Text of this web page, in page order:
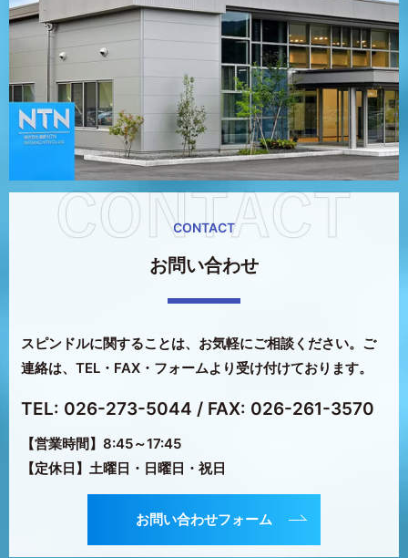
CONTACT
お問い合わせ
スピンドルに関することは、お気軽にご相談ください。 ご
連絡は、TEL・FAX・フォームより受け付けております。
TEL: 026-273-5044 / FAX: 026-261-3570
【営業時間】8:45～17:45
【定休日】土曜日・日曜日・祝日
お問い合わせフォーム